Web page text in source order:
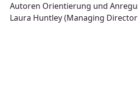
Autoren Orientierung und
Laura Huntley (Managing